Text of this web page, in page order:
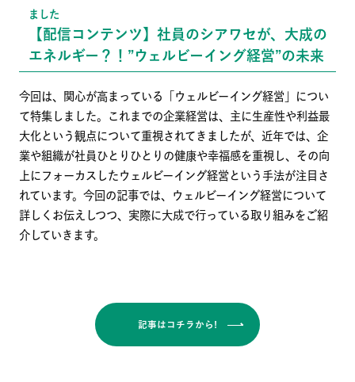
ました
【配信コンテンツ】社員のシアワセが、大成の
エネルギー？！”ウェルビーイング経営”の未来
今回は、関心が高まっている「ウェルビーイング経営」につい
て特集しました。これまでの企業経営は、主に生産性や利益最
大化という観点について重視されてきましたが、近年では、企
業や組織が社員ひとりひとりの健康や幸福感を重視し、その向
上にフォーカスしたウェルビーイング経営という手法が注目さ
れています。今回の記事では、ウェルビーイング経営について
詳しくお伝えしつつ、実際に大成で行っている取り組みをご紹
介していきます。
記事はコチラから!